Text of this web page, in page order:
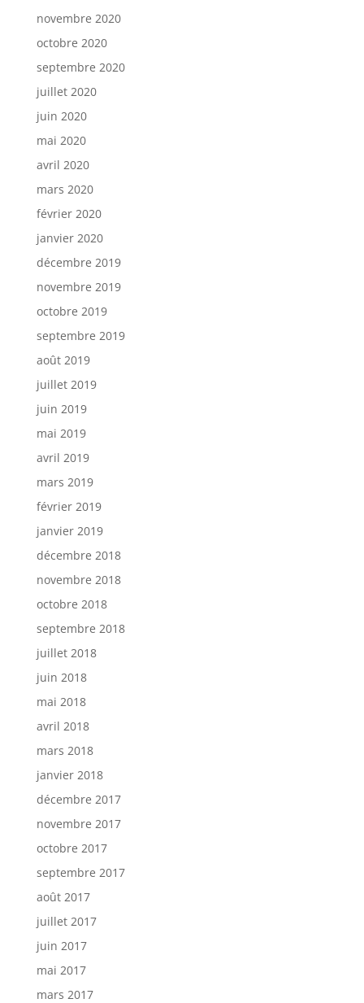
novembre 2020
octobre 2020
septembre 2020
juillet 2020
juin 2020
mai 2020
avril 2020
mars 2020
février 2020
janvier 2020
décembre 2019
novembre 2019
octobre 2019
septembre 2019
août 2019
juillet 2019
juin 2019
mai 2019
avril 2019
mars 2019
février 2019
janvier 2019
décembre 2018
novembre 2018
octobre 2018
septembre 2018
juillet 2018
juin 2018
mai 2018
avril 2018
mars 2018
janvier 2018
décembre 2017
novembre 2017
octobre 2017
septembre 2017
août 2017
juillet 2017
juin 2017
mai 2017
mars 2017